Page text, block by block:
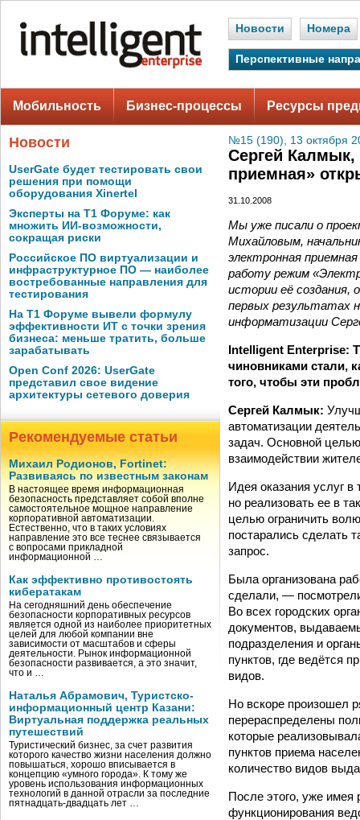
Новости Номера
Перспективные
Мобильность Бизнес-процессы Ресурсы
Новости
UserGate будет тестировать свои
решения при помощи
оборудования Xinertel
Эксперты на Т1 Форуме: как
множить ИИ-возможности,
сокращая риски
Российское ПО виртуализации и
инфраструктурное ПО — наиболее
востребованные направления для
тестирования
На Т1 Форуме вывели формулу
эффективности ИТ с точки зрения
бизнеса: меньше тратить, больше
зарабатывать
Open Conf 2026: UserGate
представил свое видение
архитектуры сетевого доверия
Рекомендуемые статьи
Михаил Родионов, Fortinet:
Развиваясь по известным законам
В настоящее время информационная
безопасность представляет собой вполне
самостоятельное мощное направление
корпоративной автоматизации.
Естественно, что в таких условиях
направление это все теснее связывается
с вопросами прикладной
информационной …
Как эффективно противостоять
кибератакам
На сегодняшний день обеспечение
безопасности корпоративных ресурсов
является одной из наиболее приоритетных
целей для любой компании вне
зависимости от масштабов и сферы
деятельности. Рынок информационной
безопасности развивается, а это значит,
что и …
Наталья Абрамович, Туристско-
информационный центр Казани:
Виртуальная поддержка реальных
путешествий
Туристический бизнес, за счет развития
которого качество жизни населения должно
повышаться, хорошо вписывается в
концепцию «умного города». К тому же
уровень использования информационных
технологий в данной отрасли за последние
пятнадцать-двадцать лет …
№15 (190), 13 октября
Сергей Калмык,
приемная»
31.10.2008
Мы уже писали о
Михайловым,
электронная
работу режим
истории её создания,
первых результатах
информатизации
Intelligent Enterprise:
чиновниками стали,
того, чтобы эти
Сергей Калмык:
автоматизации
задач. Основной
взаимодействии
Идея оказания услуг
но реализовать ее в
целью ограничить
постарались сделать
запрос.
Была организована
сделали, —
Во всех городских
документов,
подразделения и
пунктов, где ведётся
видов.
Но вскоре произошел
перераспределены
которые
пунктов приема
количество видов
После этого, уже имея
функционирования